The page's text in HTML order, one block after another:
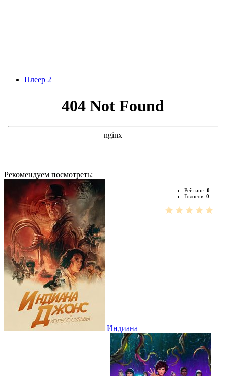
Плеер 2
Рекомендуем посмотреть:
Рейтинг: 0
Голосов: 0
Индиана